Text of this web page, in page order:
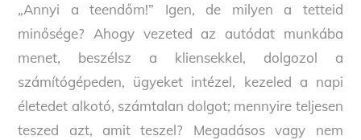
„Annyi a teendőm!” Igen, de milyen a tetteid
minősége? Ahogy vezeted az autódat munkába
menet, beszélsz a kliensekkel, dolgozol a
számítógépeden, ügyeket intézel, kezeled a napi
életedet alkotó, számtalan dolgot; mennyire teljesen
teszed azt, amit teszel? Megadásos vagy nem